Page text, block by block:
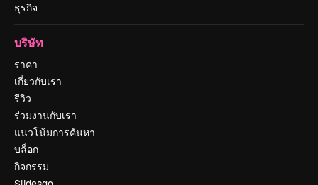
ธุรกิจ
บริษัท
ราคา
เกี่ยวกับเรา
รีวิว
ร่วมงานกับเรา
แนวโน้มการค้นหา
บล็อก
กิจกรรม